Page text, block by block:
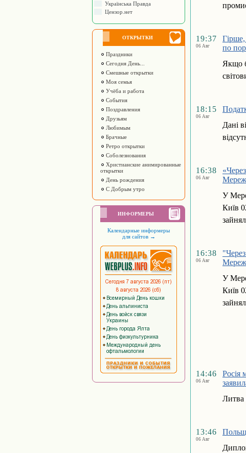
Українська Правда
Цензор.нет
ОТКРЫТКИ
Праздники
Сегодня День...
Смешные открытки
Моя семья
Учёба и работа
События
Поздравления
Друзьям
Любимым
Брачные
Ретро открытки
Соболезнования
Христианские анимированные
открытки
День рождения
С Добрым утро
ИНФОРМЕРЫ
Календарные информеры
для сайтов →
19:37
06 Авг
Гірше,
по
Якщо
18:15
06 Авг
Дані
16:38
06 Авг
У
Київ
16:38
06 Авг
У
Київ
14:46
06 Авг
Росія
Литва
13:46
06 Авг